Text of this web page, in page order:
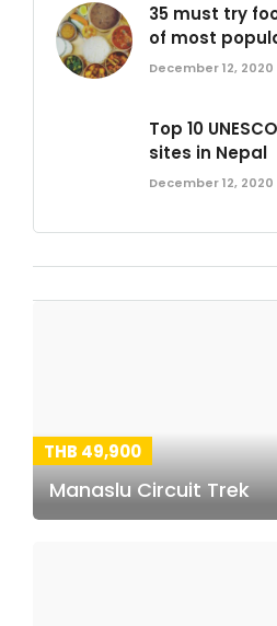
35 must try
of most
December 12, 2020
Top 10
sites in Nepal
December 12, 2020
THB 49,900
Manaslu Circuit Trek